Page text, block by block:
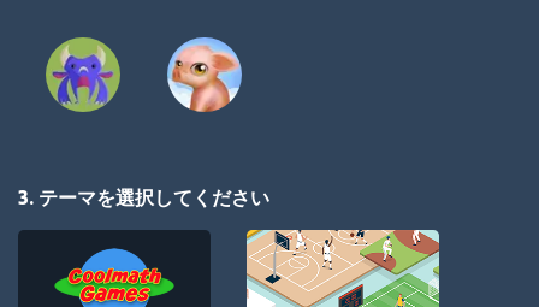
3. テーマを選択してください